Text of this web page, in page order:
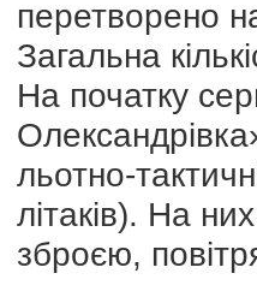
перетворено
Загальна
На початку
льотно-
літаків). На
зброєю,